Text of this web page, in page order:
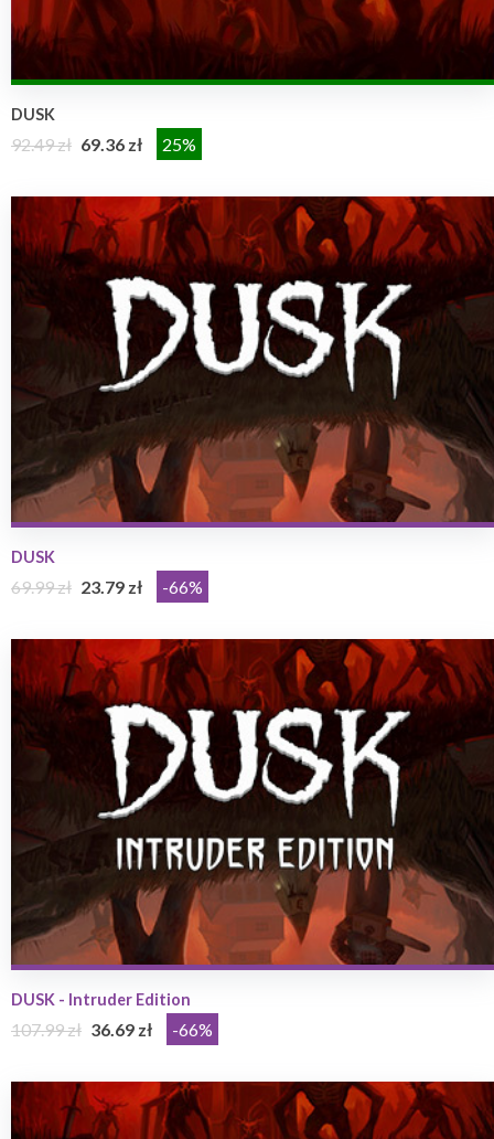
DUSK
92.49 zł 69.36 zł 25%
DUSK
69.99 zł 23.79 zł -66%
DUSK - Intruder Edition
107.99 zł 36.69 zł -66%